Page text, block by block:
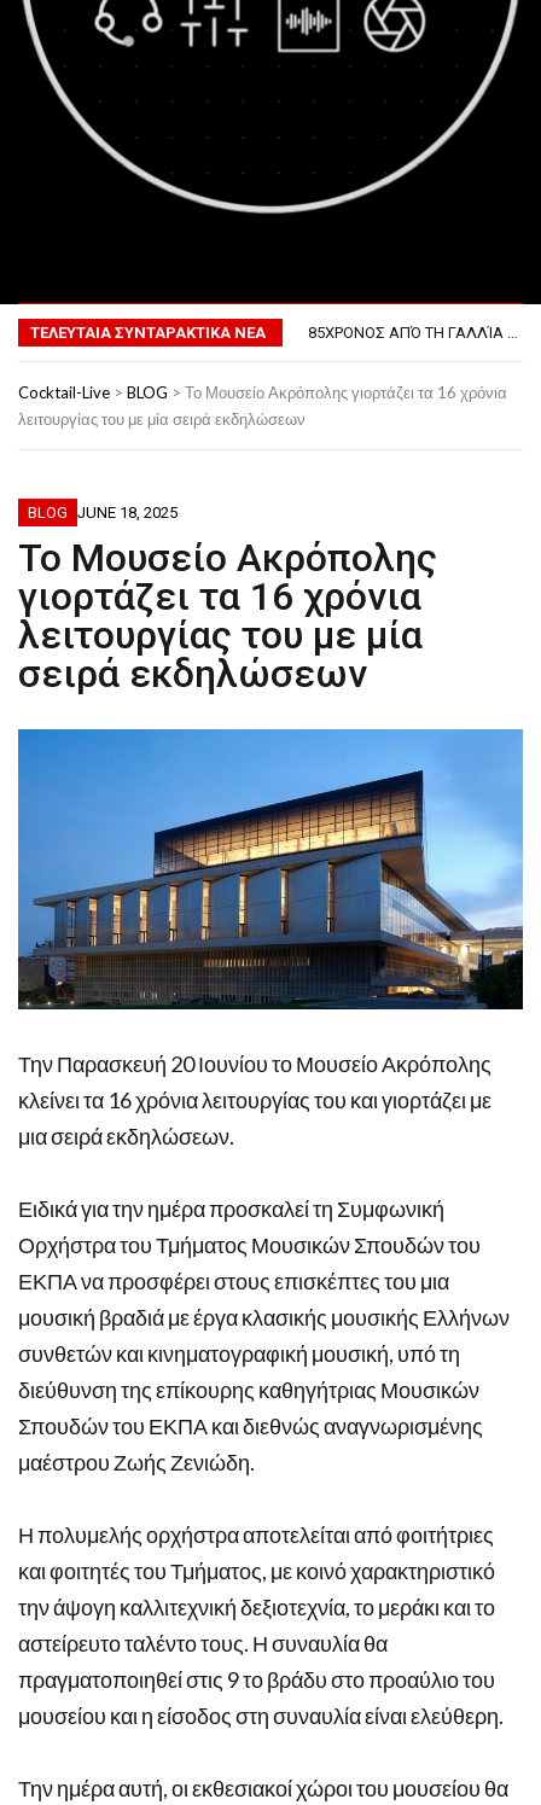
ΤΕΛΕΥΤΑΙΑ ΣΥΝΤΑΡΑΚΤΙΚΑ ΝΕΑ
ΦΟΒΕΡΆ ΔΏΡΑ ΓΙΑ ΤΟ ΕΠΌΜΕΝΟ ΔΕΚΑΉΜΕΡΟ!
85ΧΡΟΝΟΣ ΑΠΌ ΤΗ ΓΑΛΛΊΑ ΛΌΓΩ GPS ΚΑΤΈΛΗΞΕ ΣΤΗΝ… ΚΡΟΑΤΊΑ!
Cocktail-Live > BLOG > Το Μουσείο Ακρόπολης γιορτάζει τα 16 χρόνια
λειτουργίας του με μία σειρά εκδηλώσεων
BLOG JUNE 18, 2025
Το Μουσείο Ακρόπολης
γιορτάζει τα 16 χρόνια
λειτουργίας του με μία
σειρά εκδηλώσεων
Την Παρασκευή 20 Ιουνίου το Μουσείο Ακρόπολης
κλείνει τα 16 χρόνια λειτουργίας του και γιορτάζει με
μια σειρά εκδηλώσεων.
Ειδικά για την ημέρα προσκαλεί τη Συμφωνική
Ορχήστρα του Τμήματος Μουσικών Σπουδών του
ΕΚΠΑ να προσφέρει στους επισκέπτες του μια
μουσική βραδιά με έργα κλασικής μουσικής Ελλήνων
συνθετών και κινηματογραφική μουσική, υπό τη
διεύθυνση της επίκουρης καθηγήτριας Μουσικών
Σπουδών του ΕΚΠΑ και διεθνώς αναγνωρισμένης
μαέστρου Ζωής Ζενιώδη.
Η πολυμελής ορχήστρα αποτελείται από φοιτήτριες
και φοιτητές του Τμήματος, με κοινό χαρακτηριστικό
την άψογη καλλιτεχνική δεξιοτεχνία, το μεράκι και το
αστείρευτο ταλέντο τους. Η συναυλία θα
πραγματοποιηθεί στις 9 το βράδυ στο προαύλιο του
μουσείου και η είσοδος στη συναυλία είναι ελεύθερη.
Την ημέρα αυτή, οι εκθεσιακοί χώροι του μουσείου θα